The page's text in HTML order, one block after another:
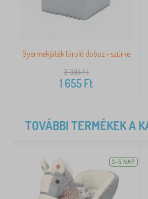
Gyermekjáték tároló doboz - szürke
3 084Ft
1 655Ft
TOVÁBBI TERMÉKEK A
3-5 NAP